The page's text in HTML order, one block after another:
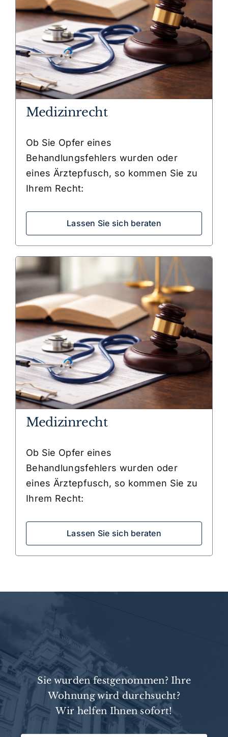
Medizinrecht
Ob Sie Opfer eines
Behandlungsfehlers wurden oder
eines Ärztepfusch, so kommen Sie zu
Ihrem Recht:
Lassen Sie sich beraten
Medizinrecht
Ob Sie Opfer eines
Behandlungsfehlers wurden oder
eines Ärztepfusch, so kommen Sie zu
Ihrem Recht:
Lassen Sie sich beraten
Sie wurden festgenommen? Ihre
Wohnung wird durchsucht?
Wir helfen Ihnen sofort!